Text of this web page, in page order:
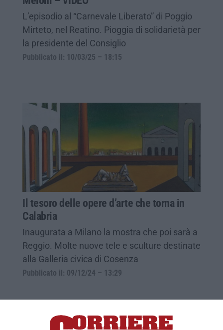
L’episodio al “Carnevale Liberato” di Poggio
Mirteto, nel Reatino. Pioggia di solidarietà per
la presidente del Consiglio
Pubblicato il: 10/03/25 – 18:15
Il tesoro delle opere d’arte che torna in
Calabria
Inaugurata a Milano la mostra che poi sarà a
Reggio. Molte nuove tele e sculture destinate
alla Galleria civica di Cosenza
Pubblicato il: 09/12/24 – 13:29